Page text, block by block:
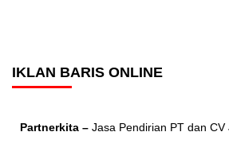
IKLAN BARIS ONLINE
Partnerkita – Jasa Pendirian PT dan CV